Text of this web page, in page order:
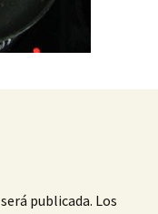
publicada. Los